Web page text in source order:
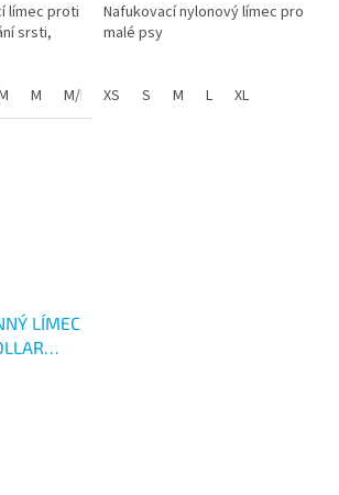
límec proti
srsti,
M M/L L/XL
Nafukovací nylonový límec pro
malé psy
XS S M L XL
LÍMEC